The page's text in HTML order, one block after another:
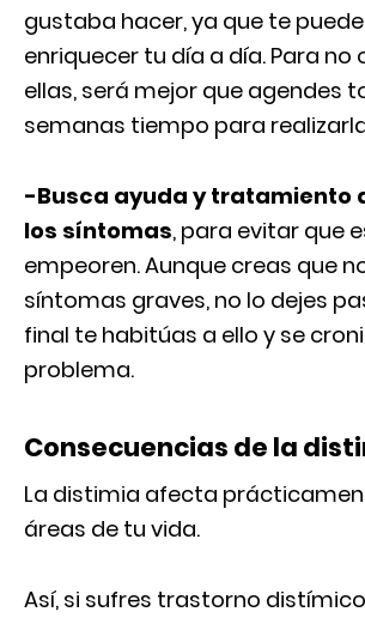
gustaba hacer, ya que te
enriquecer tu día a día. Para no
ellas, será mejor que agendes
semanas tiempo para
-Busca ayuda y tratamiento
los síntomas, para evitar que
empeoren. Aunque creas que
síntomas graves, no lo dejes
final te habitúas a ello y se
problema.
Consecuencias de la
La distimia afecta
áreas de tu vida.
Así, si sufres trastorno